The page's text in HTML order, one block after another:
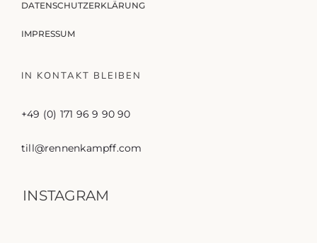
DATENSCHUTZERKLÄRUNG
IMPRESSUM
IN KONTAKT BLEIBEN
+49 (0) 171 96 9 90 90
till@rennenkampff.com
INSTAGRAM